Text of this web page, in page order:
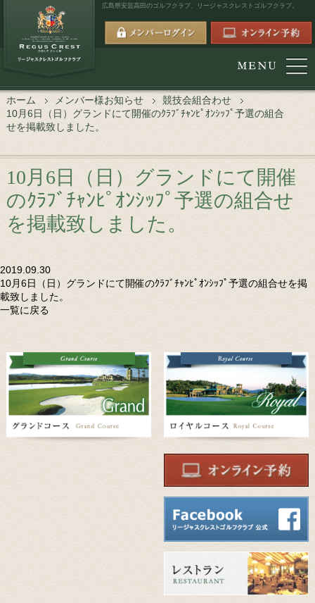
広島県安芸高田のゴルフクラブ、 リージャスクレストゴルフクラブ。
ホーム メンバー様お知らせ
競技会組合わせ
10月6日（日）グランドにて開催のｸﾗﾌﾞﾁｬﾝﾋﾟｵﾝｼｯﾌﾟ予選の組合
せを掲載致しました。
10月6日（日）グランドにて開催
のｸﾗﾌﾞﾁｬﾝﾋﾟｵﾝｼｯﾌﾟ予選の組合せ
を掲載致しました。
2019.09.30
10月6日（日）グランドにて開催のｸﾗﾌﾞﾁｬﾝﾋﾟｵﾝｼｯﾌﾟ予選の組合せを掲
載致しました。
一覧に戻る